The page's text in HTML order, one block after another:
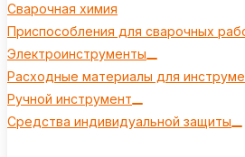
Сварочная химия
Приспособления для сварочных
Электроинструменты
Расходные материалы для
Ручной инструмент
Средства индивидуальной защиты